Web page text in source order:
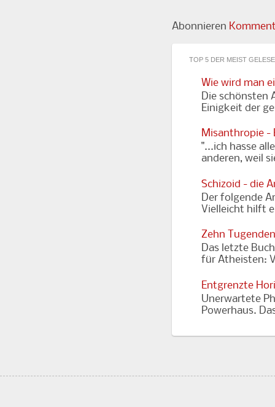
Abonnieren
TOP 5 DER MEIST
Wie wird man
Die schönsten
Einigkeit der
Misanthropie -
"...ich hasse
anderen, weil
Schizoid - die
Der folgende
Vielleicht hilft
Zehn
Das letzte
für Atheisten:
Entgrenzte
Unerwartete
Powerhaus.